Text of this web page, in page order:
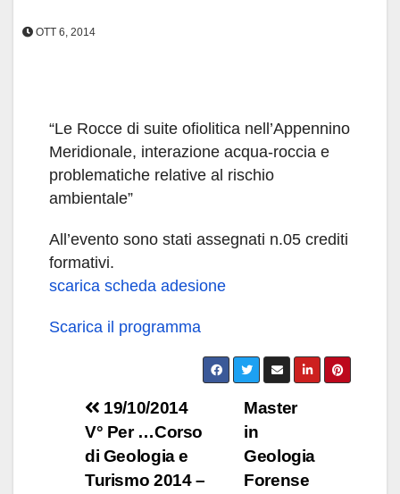
OTT 6, 2014
“Le Rocce di suite ofiolitica nell’Appennino
Meridionale, interazione acqua-roccia e
problematiche relative al rischio
ambientale”
All’evento sono stati assegnati n.05 crediti
formativi.
scarica scheda adesione
Scarica il programma
Navigazione
articoli
Master
in
Geologia
Forense
19/10/2014
V° Per …Corso
di Geologia e
Turismo 2014 –